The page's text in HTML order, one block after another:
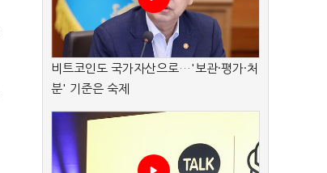
비트코인도 국가자산으로…'보관·평가·처
분' 기준은 숙제